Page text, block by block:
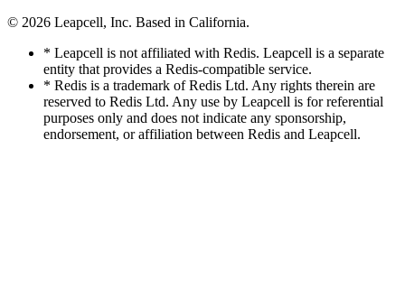
© 2026 Leapcell, Inc. Based in California.
* Leapcell is not affiliated with Redis. Leapcell is a separate
entity that provides a Redis-compatible service.
* Redis is a trademark of Redis Ltd. Any rights therein are
reserved to Redis Ltd. Any use by Leapcell is for referential
purposes only and does not indicate any sponsorship,
endorsement, or affiliation between Redis and Leapcell.